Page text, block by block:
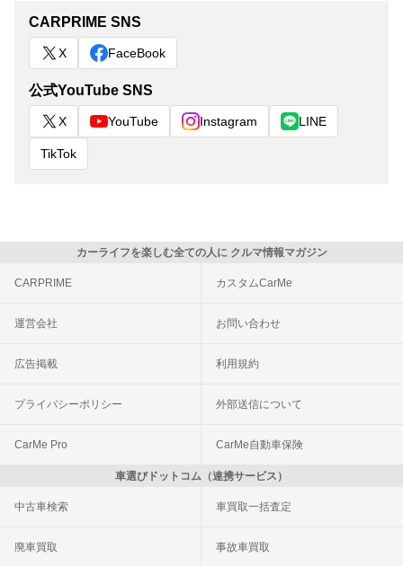
CARPRIME SNS
X FaceBook
公式YouTube SNS
X YouTube Instagram LINE
TikTok
カーライフを楽しむ全ての人に クルマ情報マガジン
CARPRIME カスタムCarMe
運営会社 お問い合わせ
広告掲載 利用規約
プライバシーポリシー 外部送信について
CarMe Pro CarMe自動車保険
車選びドットコム（連携サービス）
中古車検索 車買取一括査定
廃車買取 事故車買取